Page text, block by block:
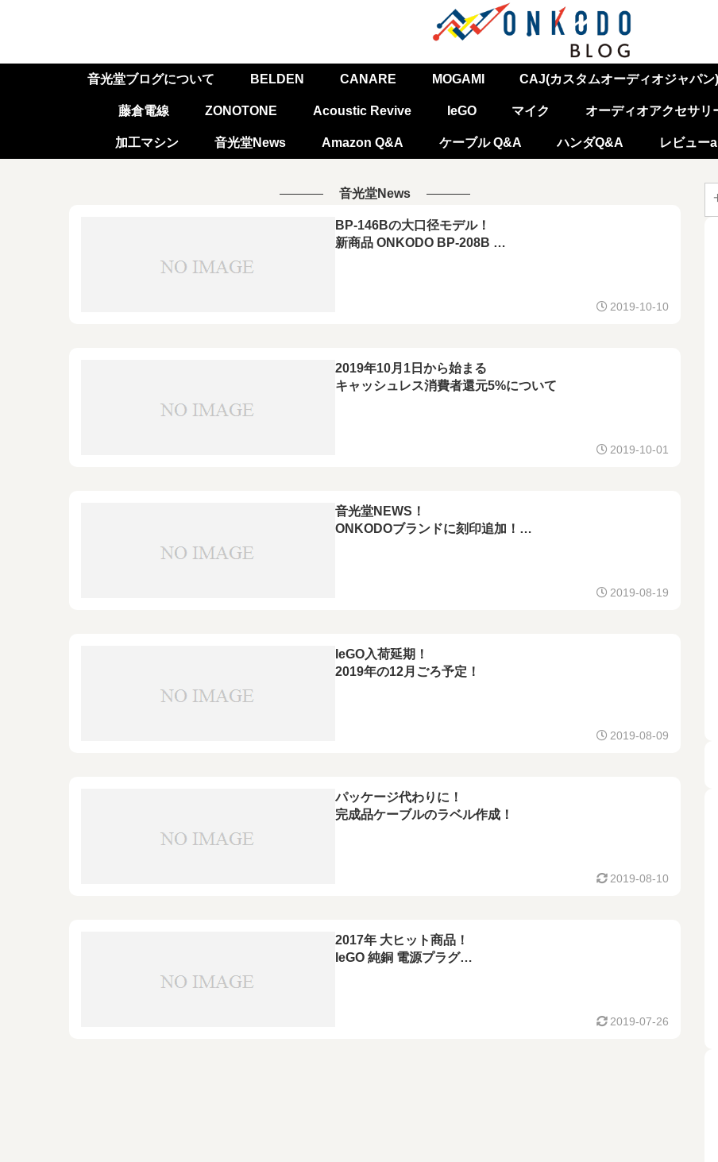
音光堂ブログについて BELDEN CANARE MOGAMI CAJ(カスタムオーディオジャパン)
藤倉電線 ZONOTONE Acoustic Revive IeGO マイク オーディオアクセサリ
加工マシン 音光堂News Amazon Q&A ケーブル Q&A ハンダQ&A レビュー
音光堂News
BP-146Bの大口径モデル！
新商品 ONKODO BP-208B
2019-10-10
2019年10月1日から始まる
キャッシュレス消費者還元5%について
2019-10-01
音光堂NEWS！
ONKODOブランドに刻印追加！
2019-08-19
IeGO入荷延期！
2019年の12月ごろ予定！
2019-08-09
パッケージ代わりに！
完成品ケーブルのラベル作成！
2019-08-10
2017年 大ヒット商品！
IeGO 純銅 電源プラグ
2019-07-26